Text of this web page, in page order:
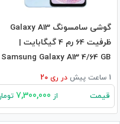
گوشی سامسونگ Galaxy A13
ظرفیت 64 رم 4 گیگابایت |
Samsung Galaxy A13 4/64 GB
1 ساعت پیش در ری 20
قیمت از